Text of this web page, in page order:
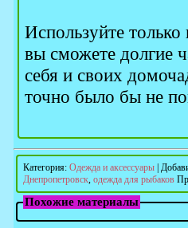
Используйте
вы сможете долгие
себя и своих
точно было бы не
Категория: Одежда и аксессуары
Днепропетровск, одежда для рыбаков
Похожие материалы